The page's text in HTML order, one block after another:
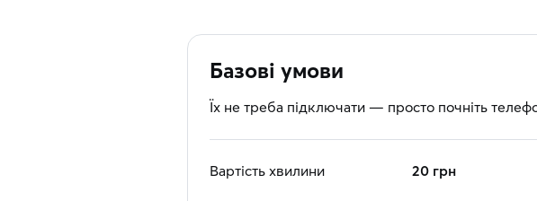
Базові умови
Їх не треба підключати — просто почніть
Вартість хвилини 20 грн